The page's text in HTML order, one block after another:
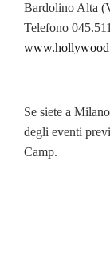
Bardolino Alta
Telefono
Se siete a
degli eventi
Camp.